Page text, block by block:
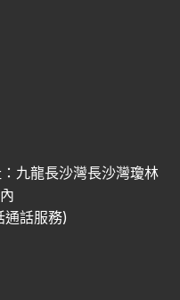
九龍長沙灣長沙灣瓊林
話服務)